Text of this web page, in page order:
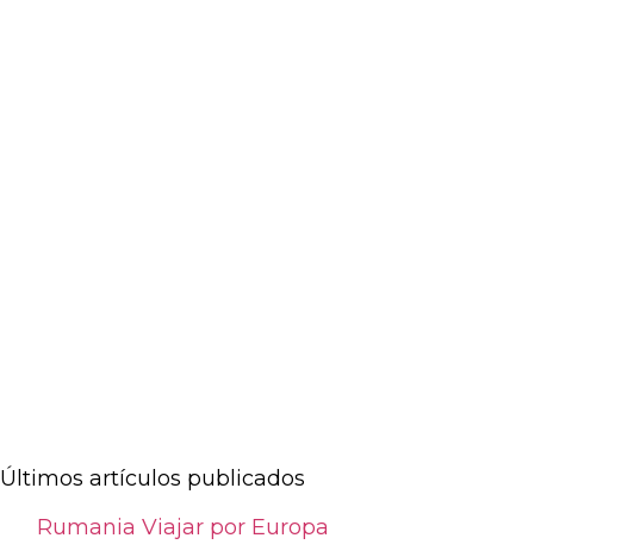
Últimos artículos publicados
Rumania Viajar por Europa